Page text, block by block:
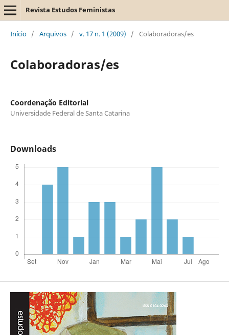
Revista Estudos Feministas
Início / Arquivos / v. 17 n. 1 (2009) / Colaboradoras/es
Colaboradoras/es
Coordenação Editorial
Universidade Federal de Santa Catarina
Downloads